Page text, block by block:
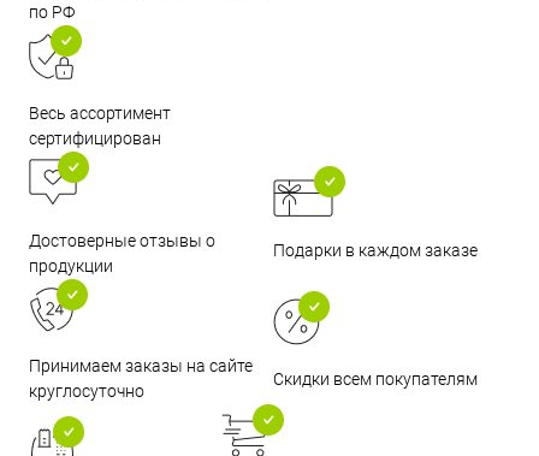
по РФ
Весь ассортимент
сертифицирован
Достоверные отзывы о
продукции
Подарки в каждом заказе
Принимаем заказы на сайте
круглосуточно
Скидки всем покупателям